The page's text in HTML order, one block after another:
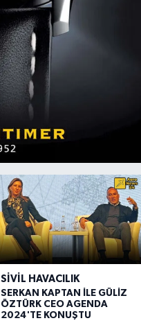
SIVIL HAVACILIK
SERKAN KAPTAN İLE GÜLİZ
ÖZTÜRK CEO AGENDA
2024'TE KONUŞTU